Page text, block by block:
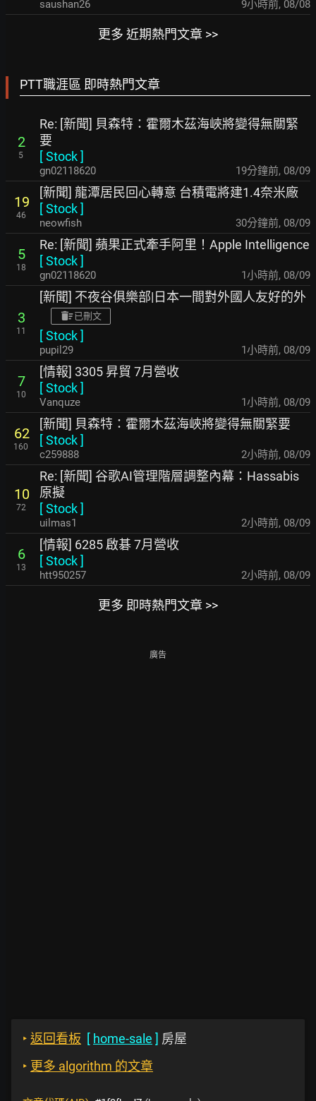
saushan26 9小時前, 08/08
更多 近期熱門文章 >>
PTT職涯區 即時熱門文章
2
5
Re: [新聞] 貝森特：霍爾木茲海峽將變得無關緊
要
[Stock]
gn02118620 19分鐘前, 08/09
19
46
[新聞] 龍潭居民回心轉意 台積電將建1.4奈米廠
[Stock]
neowfish 30分鐘前, 08/09
5
18
Re: [新聞] 蘋果正式牽手阿里！Apple Intelligence
[Stock]
gn02118620 1小時前, 08/09
3
11
[新聞] 不夜谷俱樂部|日本一間對外國人友好的外
已刪文
[Stock]
pupil29 1小時前, 08/09
7
10
[情報] 3305 昇貿 7月營收
[Stock]
Vanquze 1小時前, 08/09
62
160
[新聞] 貝森特：霍爾木茲海峽將變得無關緊要
[Stock]
c259888 2小時前, 08/09
10
72
Re: [新聞] 谷歌AI管理階層調整內幕：Hassabis
原擬
[Stock]
uilmas1 2小時前, 08/09
6
13
[情報] 6285 啟碁 7月營收
[Stock]
htt950257 2小時前, 08/09
更多 即時熱門文章 >>
廣告
‣ 返回看板 [ home-sale ] 房屋
‣ 更多 algorithm 的文章